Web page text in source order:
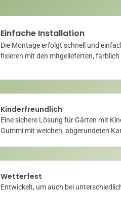
Einfache Installation
Die Montage erfolgt schnell und
fixieren mit den mitgelieferten,
Kinderfreundlich
Eine sichere Lösung für Gärten mit
Gummi mit weichen, abgerundeten
Wetterfest
Entwickelt, um auch bei